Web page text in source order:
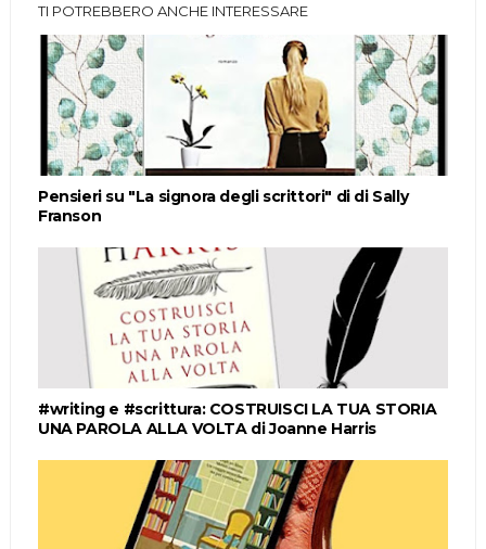
TI POTREBBERO ANCHE INTERESSARE
Pensieri su "La signora degli scrittori" di di Sally
Franson
#writing e #scrittura: COSTRUISCI LA TUA STORIA
UNA PAROLA ALLA VOLTA di Joanne Harris